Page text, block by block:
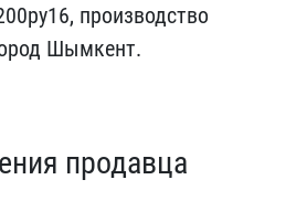
п​роизводство
Шымкент.
продавца